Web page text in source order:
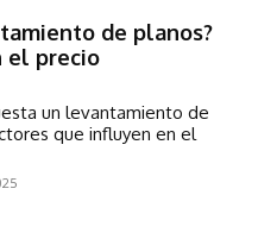
de planos?
el precio
un levantamiento de
que influyen en el